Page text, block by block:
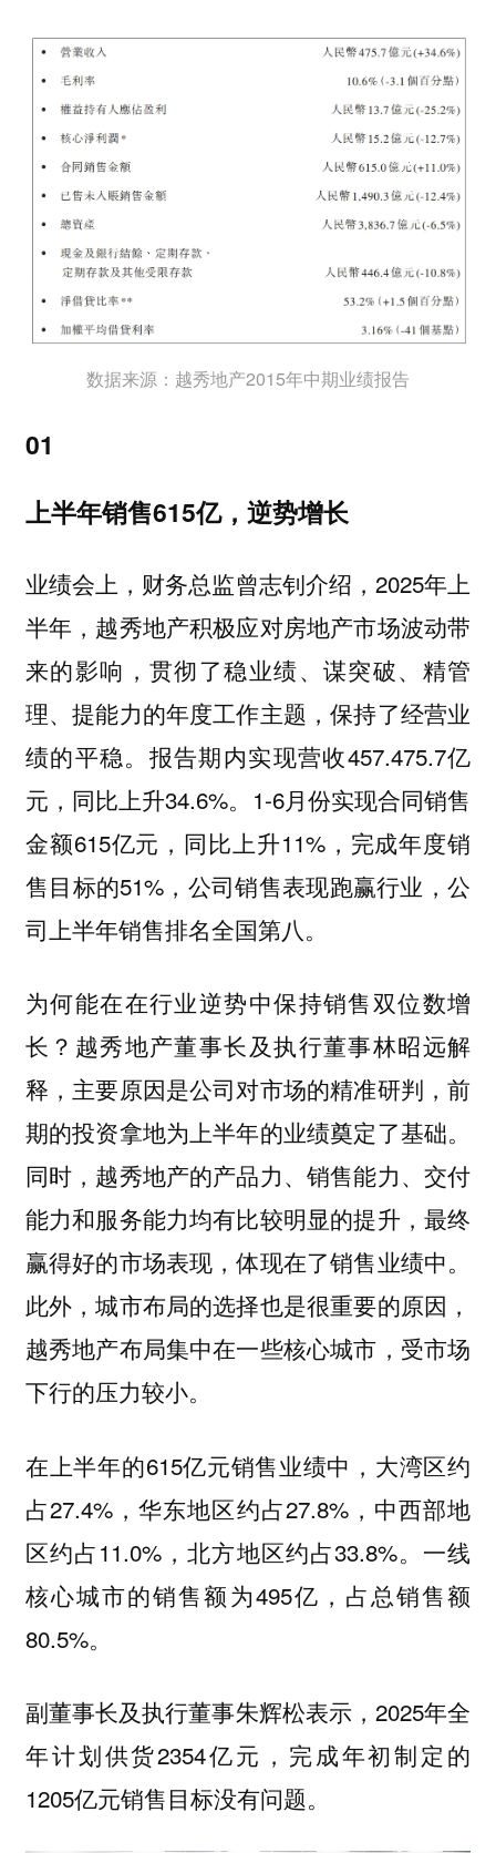
数据来源：越秀地产2015年中期业绩报告
01
上半年销售615亿，逆势增长
业绩会上，财务总监曾志钊介绍，2025年上
半年，越秀地产积极应对房地产市场波动带
来的影响，贯彻了稳业绩、谋突破、精管
理、提能力的年度工作主题，保持了经营业
绩的平稳。报告期内实现营收457.475.7亿
元，同比上升34.6%。1-6月份实现合同销售
金额615亿元，同比上升11%，完成年度销
售目标的51%，公司销售表现跑赢行业，公
司上半年销售排名全国第八。
为何能在在行业逆势中保持销售双位数增
长？越秀地产董事长及执行董事林昭远解
释，主要原因是公司对市场的精准研判，前
期的投资拿地为上半年的业绩奠定了基础。
同时，越秀地产的产品力、销售能力、交付
能力和服务能力均有比较明显的提升，最终
赢得好的市场表现，体现在了销售业绩中。
此外，城市布局的选择也是很重要的原因，
越秀地产布局集中在一些核心城市，受市场
下行的压力较小。
在上半年的615亿元销售业绩中，大湾区约
占27.4%，华东地区约占27.8%，中西部地
区约占11.0%，北方地区约占33.8%。一线
核心城市的销售额为495亿，占总销售额
80.5%。
副董事长及执行董事朱辉松表示，2025年全
年计划供货2354亿元，完成年初制定的
1205亿元销售目标没有问题。